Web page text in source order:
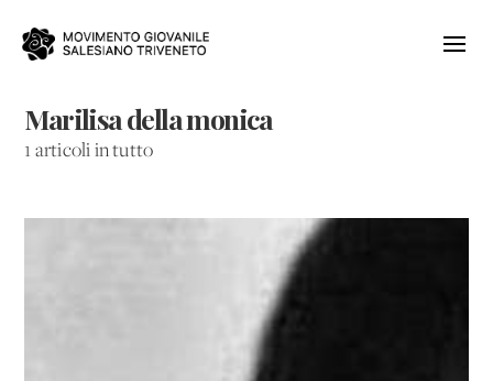
Marilisa della monica
1 articoli in tutto